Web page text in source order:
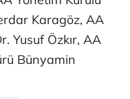
Karagöz, AA
Yusuf Özkır, AA
Bünyamin